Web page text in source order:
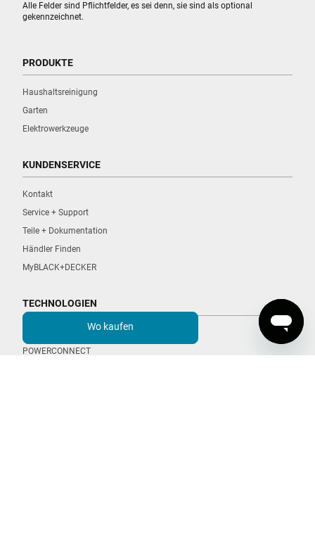
Wo kaufen
Alle Felder sind Pflichtfelder, es sei denn, sie sind als optional
gekennzeichnet.
PRODUKTE
Haushaltsreinigung
Garten
Elektrowerkzeuge
KUNDENSERVICE
Kontakt
Service + Support
Teile + Dokumentation
Händler Finden
MyBLACK+DECKER
TECHNOLOGIEN
POWERCOMMAND
POWERCONNECT